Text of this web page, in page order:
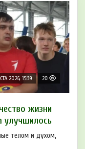
2026, 15:39 20
жизни
улучшилось
телом и духом,